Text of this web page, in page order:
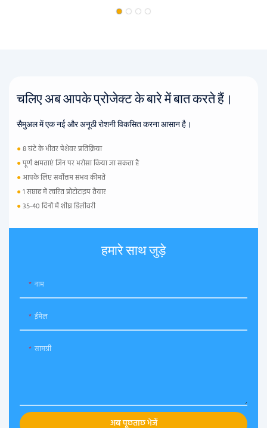
चलिए अब आपके प्रोजेक्ट के बारे में बात करते हैं।
सैमुअल में एक नई और अनूठी रोशनी विकसित करना आसान है।
●8 घंटे के भीतर पेशेवर प्रतिक्रिया
●पूर्ण क्षमताएं जिन पर भरोसा किया जा सकता है
●आपके लिए सर्वोत्तम संभव कीमतें
●1 सप्ताह में त्वरित प्रोटोटाइप तैयार
●35-40 दिनों में शीघ्र डिलीवरी
हमारे साथ जुड़े
नाम
ईमेल
सामग्री
अब पूछताछ भेजें